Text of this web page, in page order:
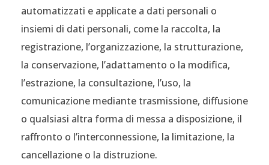
automatizzati e applicate a dati personali o
insiemi di dati personali, come la raccolta, la
registrazione, l’organizzazione, la strutturazione,
la conservazione, l’adattamento o la modifica,
l’estrazione, la consultazione, l’uso, la
comunicazione mediante trasmissione, diffusione
o qualsiasi altra forma di messa a disposizione, il
raffronto o l’interconnessione, la limitazione, la
cancellazione o la distruzione.